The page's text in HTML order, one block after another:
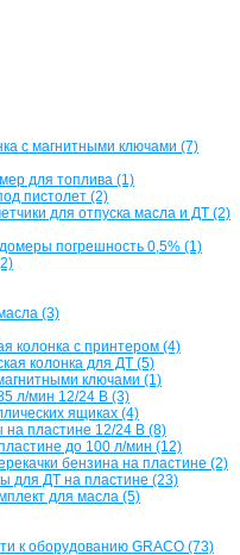
с магнитными ключами (7)
для топлива (1)
пистолет (2)
для отпуска масла и ДТ (2)
погрешность 0,5% (1)
(3)
колонка с принтером (4)
колонка для ДТ (5)
ключами (1)
л/мин 12/24 В (3)
ящиках (4)
на пластине 12/24 В (8)
до 100 л/мин (12)
бензина на пластине (2)
для ДТ на пластине (23)
для масла (5)
к оборудованию GRACO (73)